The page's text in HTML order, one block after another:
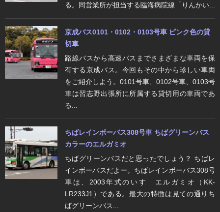
る。同営業所が担当する臨海病院線「りんかい...
京成バス0101・0102・0103号車 ピンク色の貸
切車
路線バスから高速バスまでさまざまな車両を保
有する京成バス。今回もその中から珍しい車両
をご紹介しよう。0101号車、0102号車、0103号
車は習志野出張所に所属する貸切用の車両であ
る...
ちばレインボーバス308号車 ちばグリーンバス
カラーのエルガミオ
ちばグリーンバスだと思ったでしょう？ ちばレ
インボーバスだよー。ちばレインボーバス308号
車は、2003年式のいすゞエルガミオ（KK-
LR233J1）である。最大の特徴は見ての通りち
ばグリーンバス...